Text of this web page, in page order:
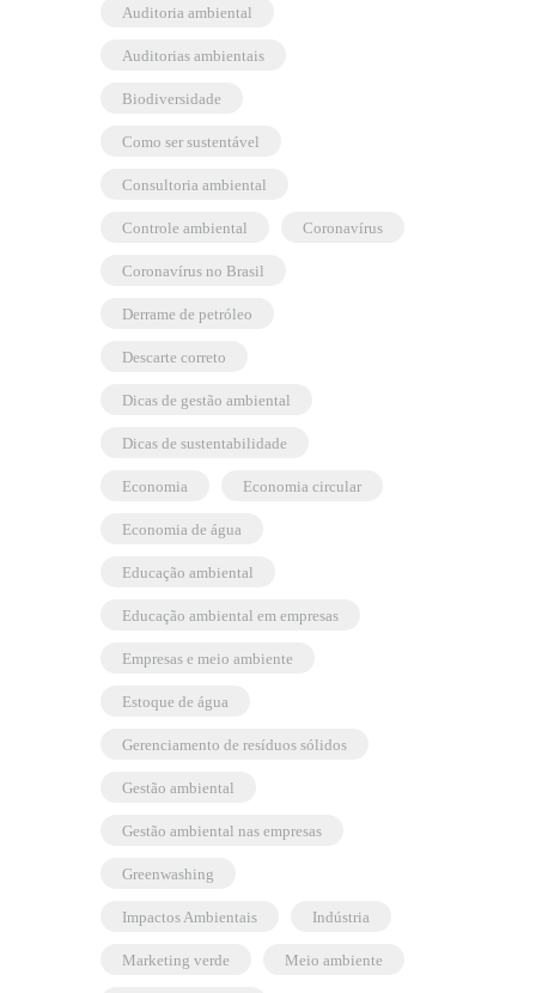
auditoria ambiental
auditorias ambientais
biodiversidade
como ser sustentável
consultoria ambiental
controle ambiental coronavírus
coronavírus no Brasil
derrame de petróleo
descarte correto
dicas de gestão ambiental
dicas de sustentabilidade
economia economia circular
economia de água
educação ambiental
educação ambiental em empresas
empresas e meio ambiente
estoque de água
gerenciamento de resíduos sólidos
gestão ambiental
gestão ambiental nas empresas
greenwashing
Impactos Ambientais indústria
marketing verde meio ambiente